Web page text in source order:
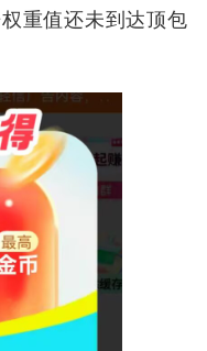
重值还未到达顶包